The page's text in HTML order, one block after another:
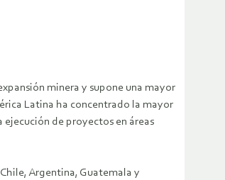
minera y supone una mayor
Latina ha concentrado la mayor
ejecución de proyectos en áreas
Argentina, Guatemala y